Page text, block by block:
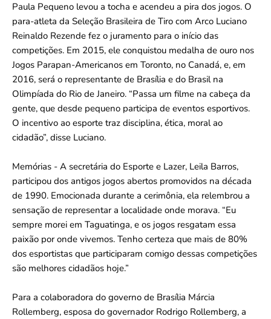
Paula Pequeno levou a tocha e acendeu a pira dos jogos. O
para-atleta da Seleção Brasileira de Tiro com Arco Luciano
Reinaldo Rezende fez o juramento para o início das
competições. Em 2015, ele conquistou medalha de ouro nos
Jogos Parapan-Americanos em Toronto, no Canadá, e, em
2016, será o representante de Brasília e do Brasil na
Olimpíada do Rio de Janeiro. “Passa um filme na cabeça da
gente, que desde pequeno participa de eventos esportivos.
O incentivo ao esporte traz disciplina, ética, moral ao
cidadão”, disse Luciano.
Memórias - A secretária do Esporte e Lazer, Leila Barros,
participou dos antigos jogos abertos promovidos na década
de 1990. Emocionada durante a cerimônia, ela relembrou a
sensação de representar a localidade onde morava. “Eu
sempre morei em Taguatinga, e os jogos resgatam essa
paixão por onde vivemos. Tenho certeza que mais de 80%
dos esportistas que participaram comigo dessas competições
são melhores cidadãos hoje.”
Para a colaboradora do governo de Brasília Márcia
Rollemberg, esposa do governador Rodrigo Rollemberg, a